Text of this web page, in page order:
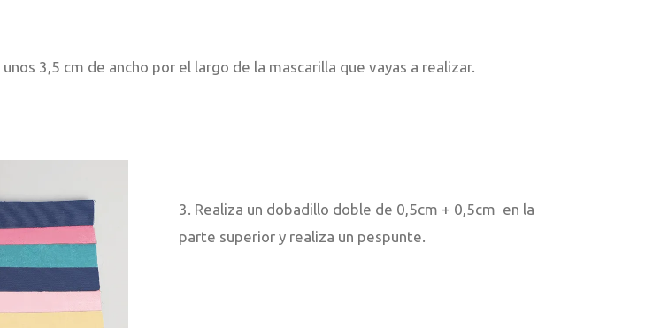
3,5 cm de ancho por el largo de la mascarilla que vayas a realizar.
3. Realiza un dobadillo doble de 0,5cm + 0,5cm en la
parte superior y realiza un pespunte.